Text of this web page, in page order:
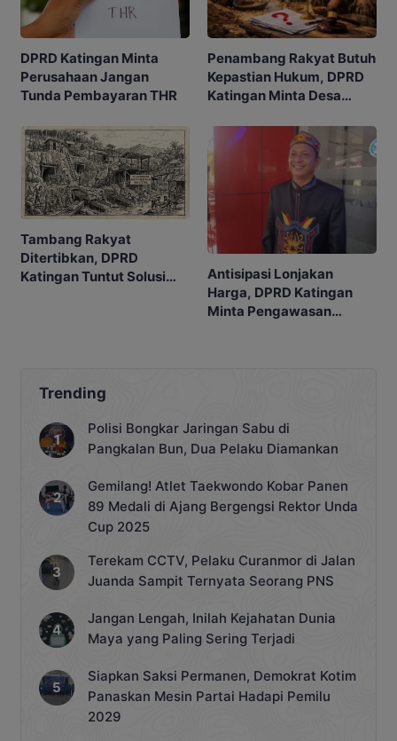
DPRD Katingan Minta
Perusahaan Jangan
Tunda Pembayaran THR
Penambang Rakyat Butuh
Kepastian Hukum, DPRD
Katingan Minta Desa
Tambang Rakyat
Ditertibkan, DPRD
Katingan Tuntut Solusi
Antisipasi Lonjakan
Harga, DPRD Katingan
Minta Pengawasan
Trending
Polisi Bongkar Jaringan Sabu di
Pangkalan Bun, Dua Pelaku Diamankan
Gemilang! Atlet Taekwondo Kobar Panen
89 Medali di Ajang Bergengsi Rektor Unda
Cup 2025
Terekam CCTV, Pelaku Curanmor di Jalan
Juanda Sampit Ternyata Seorang PNS
Jangan Lengah, Inilah Kejahatan Dunia
Maya yang Paling Sering Terjadi
Siapkan Saksi Permanen, Demokrat Kotim
Panaskan Mesin Partai Hadapi Pemilu
2029